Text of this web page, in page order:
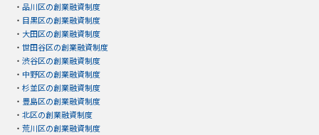
・ 品川区の創業融資制度
・ 目黒区の創業融資制度
・ 大田区の創業融資制度
・ 世田谷区の創業融資制度
・ 渋谷区の創業融資制度
・ 中野区の創業融資制度
・ 杉並区の創業融資制度
・ 豊島区の創業融資制度
・ 北区の創業融資制度
・ 荒川区の創業融資制度